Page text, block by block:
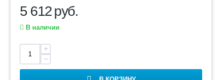
5 612руб.
В наличии
+
−